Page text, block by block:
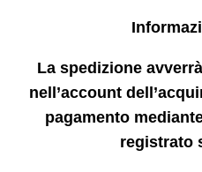
La spedizione
nell’account
pagamento
registrato